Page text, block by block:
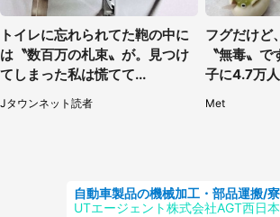
トイレに忘れられてた鞄の中に
は〝数百万の札束〟が。見つけ
てしまった私は慌てて...
Jタウンネット読者
フグだけど
〝無毒〟
子に4.7万
Met